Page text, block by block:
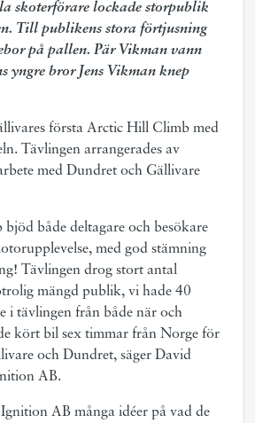
skoterförare lockade storpublik
Till publikens stora förtjusning
på pallen. Pär Vikman vann
yngre bror Jens Vikman knep
första Arctic Hill Climb med
Tävlingen arrangerades av
med Dundret och Gällivare
både deltagare och besökare
med god stämning
Tävlingen drog stort antal
mängd publik, vi hade 40
i tävlingen från både när och
kört bil sex timmar från Norge för
och Dundret, säger David
AB.
AB många idéer på vad de